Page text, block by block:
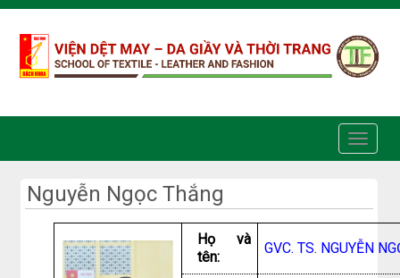
Truy cập nội dung luôn
Nguyễn Ngọc Thắng
Họ và
tên:
GVC. TS. NGUYỄN